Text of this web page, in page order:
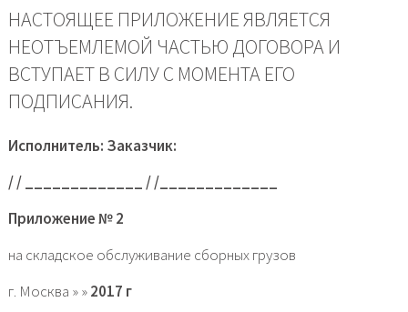
НАСТОЯЩЕЕ ПРИЛОЖЕНИЕ ЯВЛЯЕТСЯ
НЕОТЪЕМЛЕМОЙ ЧАСТЬЮ ДОГОВОРА И
ВСТУПАЕТ В СИЛУ С МОМЕНТА ЕГО
ПОДПИСАНИЯ.
Исполнитель: Заказчик:
/ / _____________ / /_____________
Приложение № 2
на складское обслуживание сборных грузов
г. Москва » »2017 г